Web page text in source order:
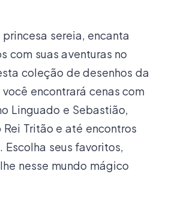
sereia, encanta
com suas aventuras no
coleção de desenhos da
encontrará cenas com
Linguado e Sebastião,
Tritão e até encontros
Escolha seus favoritos,
nesse mundo mágico